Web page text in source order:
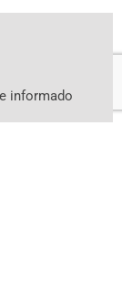
informado